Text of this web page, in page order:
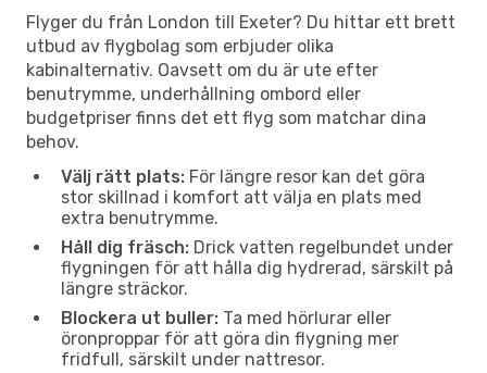
Flyger du från London till Exeter? Du hittar ett brett
utbud av flygbolag som erbjuder olika
kabinalternativ. Oavsett om du är ute efter
benutrymme, underhållning ombord eller
budgetpriser finns det ett flyg som matchar dina
behov.
Välj rätt plats: För längre resor kan det göra
stor skillnad i komfort att välja en plats med
extra benutrymme.
Håll dig fräsch: Drick vatten regelbundet under
flygningen för att hålla dig hydrerad, särskilt på
längre sträckor.
Blockera ut buller: Ta med hörlurar eller
öronproppar för att göra din flygning mer
fridfull, särskilt under nattresor.